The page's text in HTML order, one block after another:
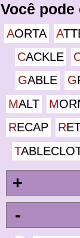
Você
AORTA
CACKLE
GABLE
MALT
RECAP
+
-